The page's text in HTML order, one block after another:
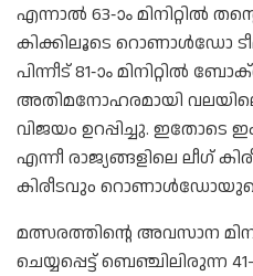
എന്നാൽ 63-ാം മിനിറ്റിൽ
കിക്കിലൂടെ റൊണാൾഡോ
പിന്നീട് 81-ാം മിനിറ്റിൽ
അതിമനോഹരമായി
വിജയം ഉറപ്പിച്ചു. ഇതോടെ
എന്നീ രാജ്യങ്ങളിലെ ലീഗ്
കിരീടവും
മത്സരത്തിന്റെ അവസാന
ചെയ്യപ്പെട്ട്